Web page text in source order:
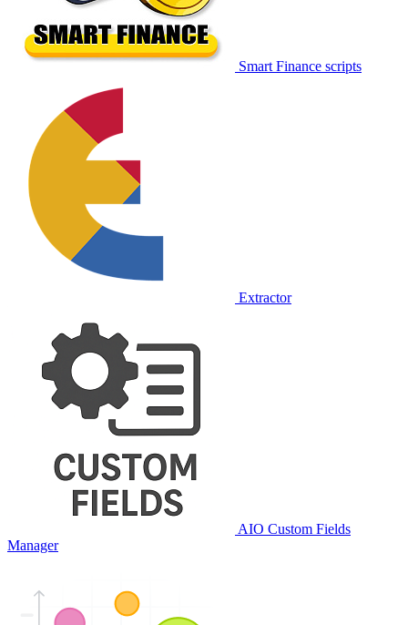
Smart Finance scripts
Extractor
AIO Custom Fields
Manager